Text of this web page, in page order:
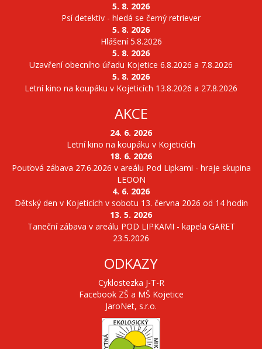
5. 8. 2026
Psí detektiv - hledá se černý retriever
5. 8. 2026
Hlášení 5.8.2026
5. 8. 2026
Uzavření obecního úřadu Kojetice 6.8.2026 a 7.8.2026
5. 8. 2026
Letní kino na koupáku v Kojeticích 13.8.2026 a 27.8.2026
AKCE
24. 6. 2026
Letní kino na koupáku v Kojeticích
18. 6. 2026
Pouťová zábava 27.6.2026 v areálu Pod Lipkami - hraje skupina
LEOON
4. 6. 2026
Dětský den v Kojeticích v sobotu 13. června 2026 od 14 hodin
13. 5. 2026
Taneční zábava v areálu POD LIPKAMI - kapela GARET
23.5.2026
ODKAZY
Cyklostezka J-T-R
Facebook ZŠ a MŠ Kojetice
JaroNet, s.r.o.